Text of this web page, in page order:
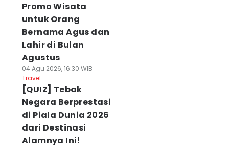
Promo Wisata
untuk Orang
Bernama Agus dan
Lahir di Bulan
Agustus
04 Agu 2026, 16:30 WIB
Travel
[QUIZ] Tebak
Negara Berprestasi
di Piala Dunia 2026
dari Destinasi
Alamnya Ini!